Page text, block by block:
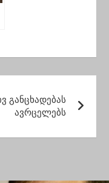
განცხადებას
ავრცელებს